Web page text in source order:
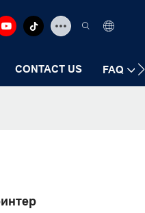
CONTACT US FAQ